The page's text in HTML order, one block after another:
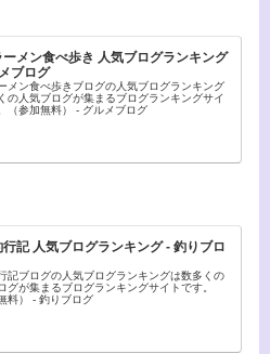
ーメン食べ歩き 人気ブログランキング
ブログ
メン食べ歩きブログの人気ブログランキング
の人気ブログが集まるブログランキングサイ
（参加無料） - グルメブログ
行記 人気ブログランキング - 釣りブロ
記ブログの人気ブログランキングは数多くの
グが集まるブログランキングサイトです。
料） - 釣りブログ